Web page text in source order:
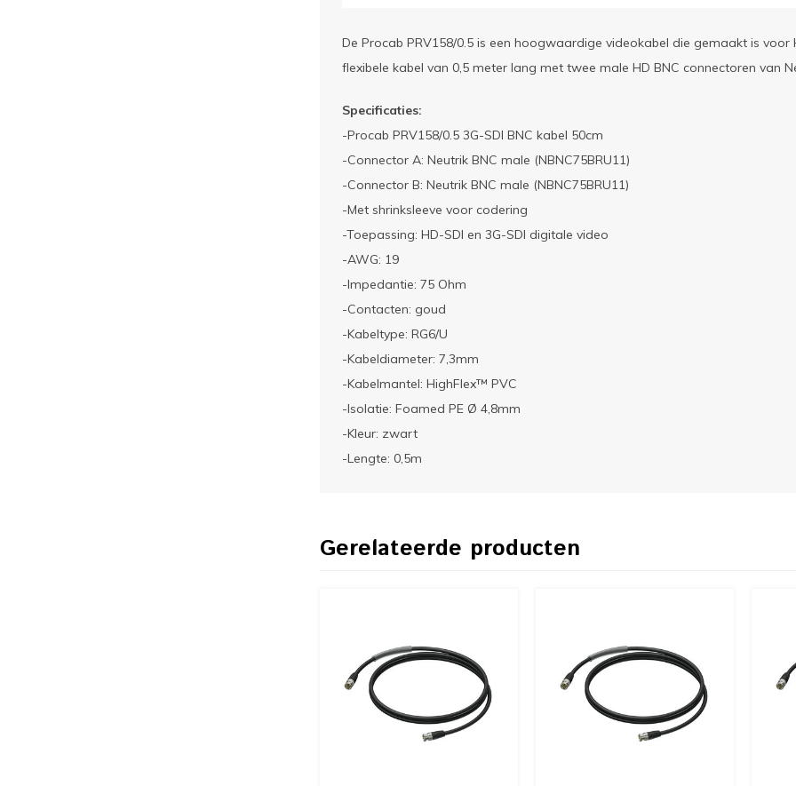
De Procab PRV158/0.5 is een hoogwaardige videokabel die gemaakt is voor
flexibele kabel van 0,5 meter lang met twee male HD BNC connectoren van
Specificaties:
-Procab PRV158/0.5 3G-SDI BNC kabel 50cm
-Connector A: Neutrik BNC male (NBNC75BRU11)
-Connector B: Neutrik BNC male (NBNC75BRU11)
-Met shrinksleeve voor codering
-Toepassing: HD-SDI en 3G-SDI digitale video
-AWG: 19
-Impedantie: 75 Ohm
-Contacten: goud
-Kabeltype: RG6/U
-Kabeldiameter: 7,3mm
-Kabelmantel: HighFlex™ PVC
-Isolatie: Foamed PE Ø 4,8mm
-Kleur: zwart
-Lengte: 0,5m
Gerelateerde producten